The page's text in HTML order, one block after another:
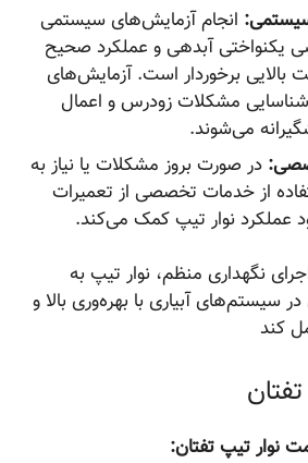
انجام آزمایش‌های سیستمی
یکنواختی آبدهی و عملکرد صحیح
برخوردار است. آزمایش‌های
مشکلات زودرس و اعمال
می‌شوند.
در صورت بروز مشکلات یا نیاز به
از خدمات تخصصی از تعمیرات
نوار تیپ کمک می‌کند.
نگهداری منظم، نوار تیپ به
آبیاری با بهره‌وری بالا و
تیپ تفتان: